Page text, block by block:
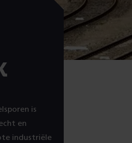
is
en
industriële